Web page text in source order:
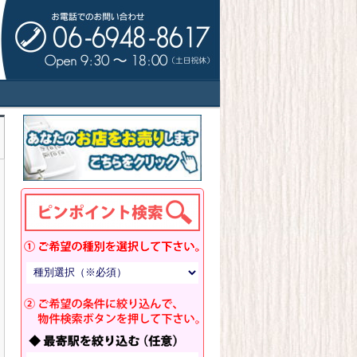
ーズキッチン！
イド！新規開業・出店拡大・移転・閉